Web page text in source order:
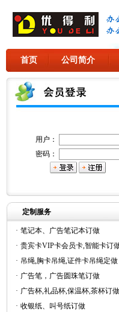
首页 公司简介
用户：
密码：
定制服务
· 笔记本、广告笔记本订做
· 贵宾卡VIP卡会员卡,智能卡订
· 吊绳,胸卡吊绳,证件卡吊绳定做
· 广告笔，广告圆珠笔订做
· 广告杯,礼品杯,保温杯,茶杯订做
· 收银纸、叫号纸订做